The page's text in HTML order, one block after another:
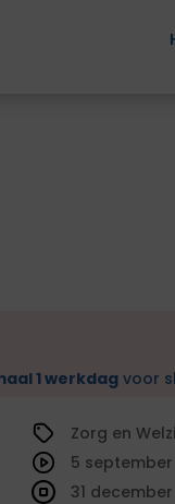
1 werkdagvoor
Zorg en
5
31